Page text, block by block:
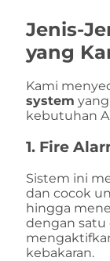
Jenis-
yang
Kami
system
kebutuhan
1. Fire
Sistem ini
dan cocok
hingga
dengan
kebakaran.